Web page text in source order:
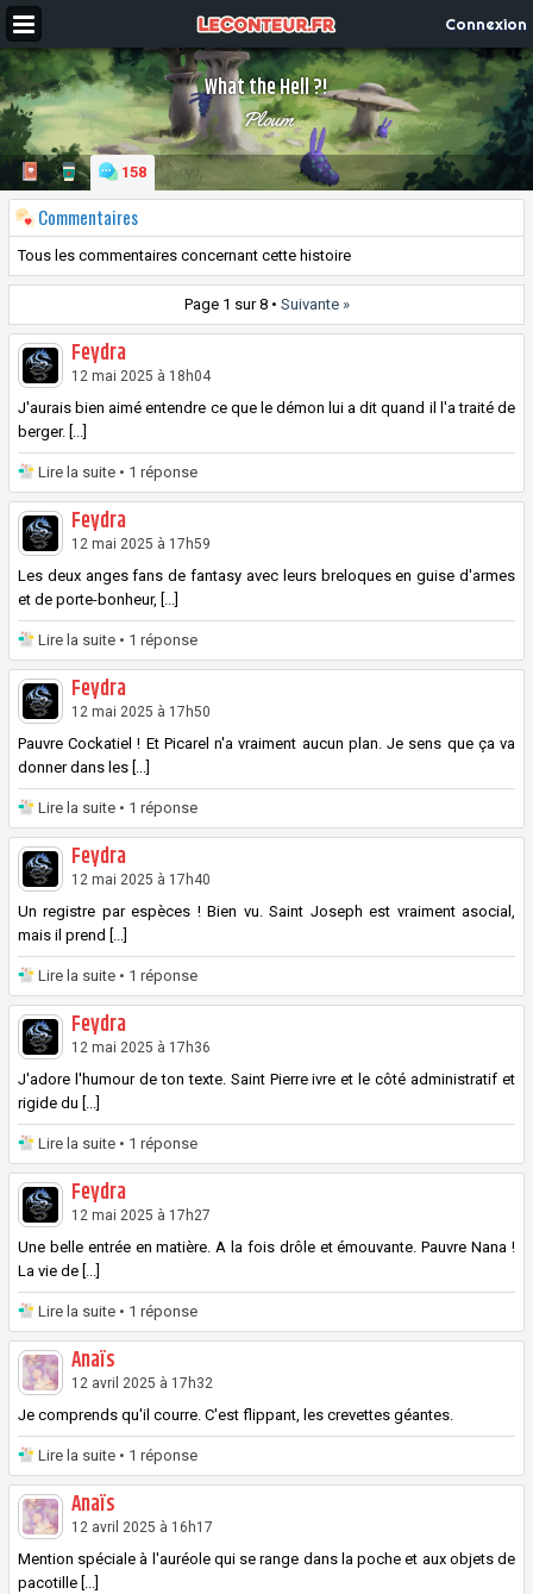
Connexion
What the Hell ?!
Ploum
158
Commentaires
Tous les commentaires concernant cette histoire
Page 1 sur 8 • Suivante »
Feydra
12 mai 2025 à 18h04
J'aurais bien aimé entendre ce que le démon lui a dit quand il l'a traité de
berger. [...]
Lire la suite • 1 réponse
Feydra
12 mai 2025 à 17h59
Les deux anges fans de fantasy avec leurs breloques en guise d'armes
et de porte-bonheur, [...]
Lire la suite • 1 réponse
Feydra
12 mai 2025 à 17h50
Pauvre Cockatiel ! Et Picarel n'a vraiment aucun plan. Je sens que ça va
donner dans les [...]
Lire la suite • 1 réponse
Feydra
12 mai 2025 à 17h40
Un registre par espèces ! Bien vu. Saint Joseph est vraiment asocial,
mais il prend [...]
Lire la suite • 1 réponse
Feydra
12 mai 2025 à 17h36
J'adore l'humour de ton texte. Saint Pierre ivre et le côté administratif et
rigide du [...]
Lire la suite • 1 réponse
Feydra
12 mai 2025 à 17h27
Une belle entrée en matière. A la fois drôle et émouvante. Pauvre Nana !
La vie de [...]
Lire la suite • 1 réponse
Anaïs
12 avril 2025 à 17h32
Je comprends qu'il courre. C'est flippant, les crevettes géantes.
Lire la suite • 1 réponse
Anaïs
12 avril 2025 à 16h17
Mention spéciale à l'auréole qui se range dans la poche et aux objets de
pacotille [...]